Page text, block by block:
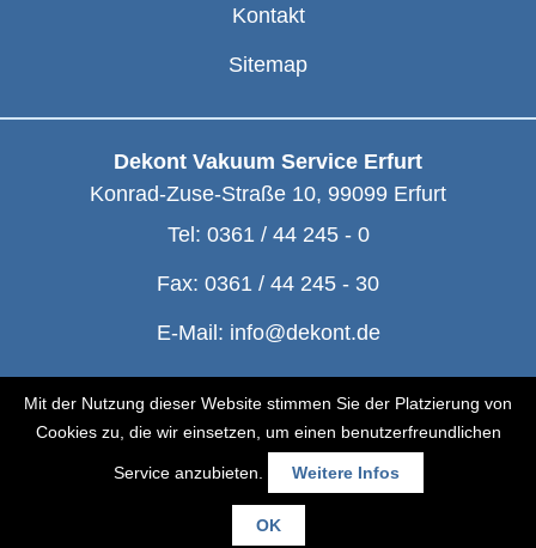
Mit der Nutzung dieser Website stimmen Sie der Platzierung von
Cookies zu, die wir einsetzen, um einen benutzerfreundlichen
Service anzubieten. Weitere Infos
OK
Kontakt
Sitemap
Dekont Vakuum Service Erfurt
Konrad-Zuse-Straße 10, 99099 Erfurt
Tel: 0361 / 44 245 - 0
Fax: 0361 / 44 245 - 30
E-Mail: info@dekont.de
© Dekont 1991 - 2026